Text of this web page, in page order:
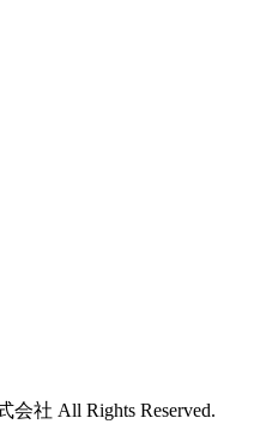
社 All Rights Reserved.